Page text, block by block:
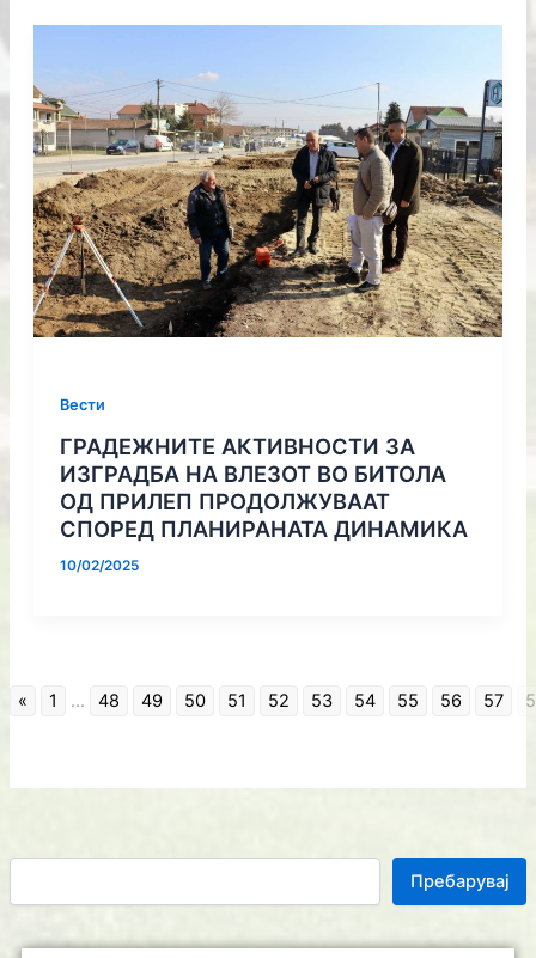
Пребарувај
Вести
ГРАДЕЖНИТЕ АКТИВНОСТИ ЗА
ИЗГРАДБА НА ВЛЕЗОТ ВО БИТОЛА
ОД ПРИЛЕП ПРОДОЛЖУВААТ
СПОРЕД ПЛАНИРАНАТА ДИНАМИКА
10/02/2025
« 1 ... 48 49 50 51 52 53 54 55 56 57